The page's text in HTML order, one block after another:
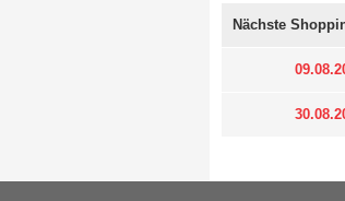
Nächste